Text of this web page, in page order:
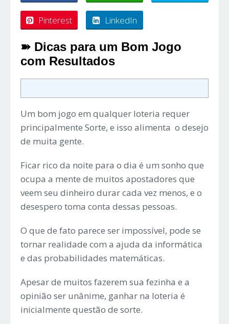
Pinterest LinkedIn
➽ Dicas para um Bom Jogo
com Resultados
Um bom jogo em qualquer loteria requer
principalmente Sorte, e isso alimenta o desejo
de muita gente.
Ficar rico da noite para o dia é um sonho que
ocupa a mente de muitos apostadores que
veem seu dinheiro durar cada vez menos, e o
desespero toma conta dessas pessoas.
O que de fato parece ser impossível, pode se
tornar realidade com a ajuda da informática
e das probabilidades matemáticas.
Apesar de muitos fazerem sua fezinha e a
opinião ser unânime, ganhar na loteria é
inicialmente questão de sorte.